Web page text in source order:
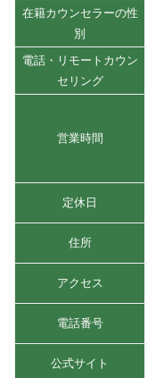
在籍カウンセラーの性
別
電話・リモートカウン
セリング
営業時間
定休日
住所
アクセス
電話番号
公式サイト